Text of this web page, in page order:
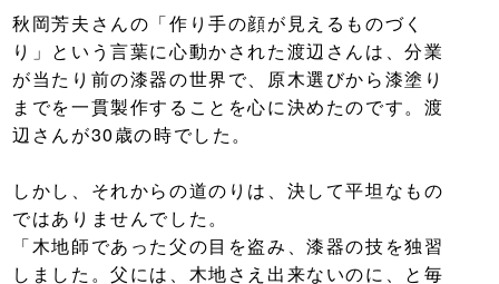
秋岡芳夫さんの「作り手の顔が見えるものづく
り」という言葉に心動かされた渡辺さんは、分業
が当たり前の漆器の世界で、原木選びから漆塗り
までを一貫製作することを心に決めたのです。渡
辺さんが30歳の時でした。
しかし、それからの道のりは、決して平坦なもの
ではありませんでした。
「木地師であった父の目を盗み、漆器の技を独習
しました。父には、木地さえ出来ないのに、と毎